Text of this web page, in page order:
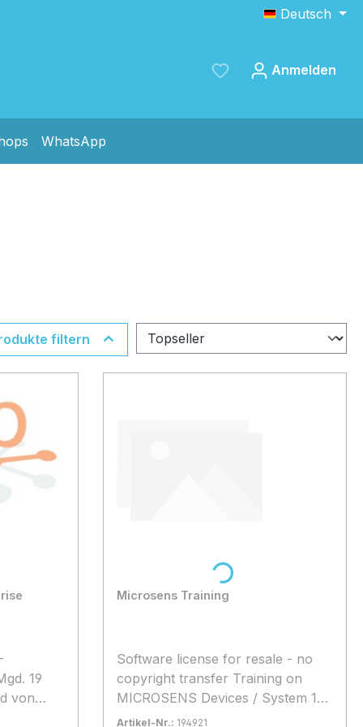
Deutsch
Anmelden
WhatsApp
filtern
19
von
Microsens Training
Software license for resale - no
copyright transfer Training on
MICROSENS Devices / System 19
Individual Schedule
Artikel-Nr.: 194921
Loading...